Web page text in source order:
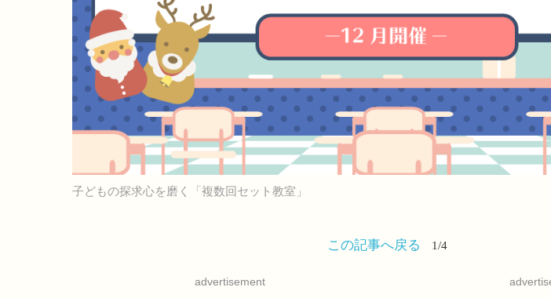
子どもの探求心を磨く「複数回セット教室」
この記事へ戻る 1/4
advertisement